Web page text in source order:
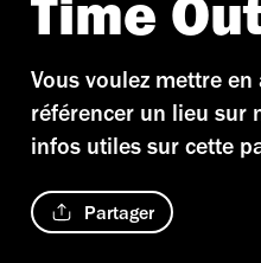
Time
Vous voulez mettre
référencer un lieu sur
infos utiles sur cette
Partager